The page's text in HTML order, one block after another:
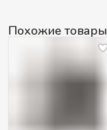
Похожие товары